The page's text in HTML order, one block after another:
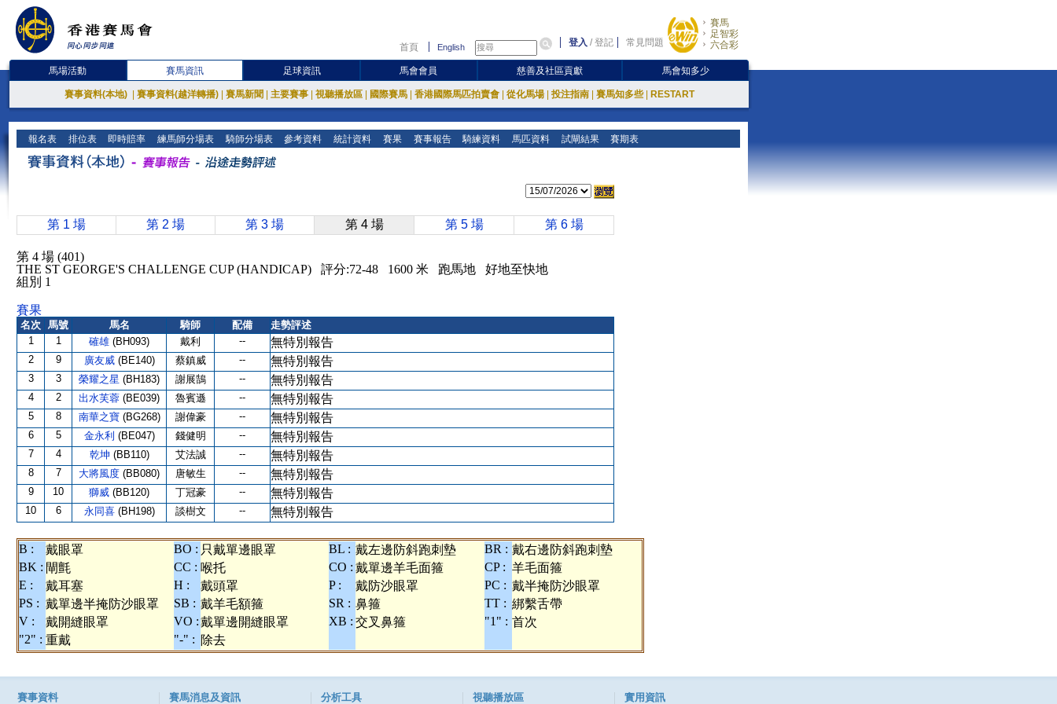
首頁 English 登入 /登記 常見問題
賽馬
足智彩
六合彩
馬場活動 賽馬資訊 足球資訊 馬會會員 慈善及社區貢獻 馬會知多少
賽事資料(本地) 賽事資料(越洋轉播) 賽馬新聞 主要賽事 視聽播放區 國際賽馬 香港國際馬匹拍賣會 從化馬場 投注指南 賽馬知多些 RESTART
報名表 排位表 即時賠率 練馬師分場表 騎師分場表 參考資料 統計資料 賽果 賽事報告 騎練資料 馬匹資料 試閘結果 賽期表
第 1 場 第 2 場 第 3 場 第 4 場 第 5 場 第 6 場
第 4 場 (401)
THE ST GEORGE'S CHALLENGE CUP (HANDICAP) 評分:72-48 1600 米 跑馬地 好地至快地
組別 1
賽果
名次 馬號 馬名 騎師 配備
走勢評述
1
1 確雄 (BH093) 戴利 -- 無特別報告
2 9 廣友威 (BE140) 蔡鎮威 -- 無特別報告
3 3 榮耀之星 (BH183) 謝展鵠 -- 無特別報告
4 2 出水芙蓉 (BE039) 魯賓遜 -- 無特別報告
5 8 南華之寶 (BG268) 謝偉豪 -- 無特別報告
6 5 金永利 (BE047) 錢健明 -- 無特別報告
7 4 乾坤 (BB110) 艾法誠 -- 無特別報告
8 7 大將風度 (BB080) 唐敏生 -- 無特別報告
9 10 獅威 (BB120) 丁冠豪 -- 無特別報告
10 6 永同喜 (BH198) 談樹文 -- 無特別報告
B : 戴眼罩 BO : 只戴單邊眼罩 BL : 戴左邊防斜跑刺墊 BR : 戴右邊防斜跑刺墊
BK : 閘氈 CC : 喉托 CO : 戴單邊羊毛面箍 CP : 羊毛面箍
E :
戴耳塞 H : 戴頭罩 P : 戴防沙眼罩 PC : 戴半掩防沙眼罩
PS : 戴單邊半掩防沙眼罩 SB : 戴羊毛額箍 SR : 鼻箍 TT : 綁繫舌帶
V :
戴開縫眼罩 VO :戴單邊開縫眼罩 XB : 交叉鼻箍 "1" : 首次
"2" : 重戴 "-" : 除去
賽事資料 賽馬消息及資訊 分析工具 視聽播放區 實用資訊